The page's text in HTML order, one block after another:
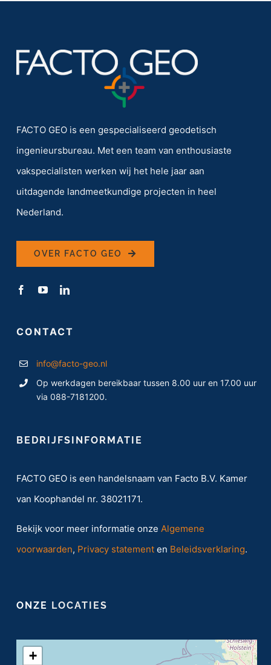
FACTO GEO is een gespecialiseerd geodetisch
ingenieursbureau. Met een team van enthousiaste
vakspecialisten werken wij het hele jaar aan
uitdagende landmeetkundige projecten in heel
Nederland.
OVER FACTO GEO
CONTACT
info@facto-geo.nl
Op werkdagen bereikbaar tussen 8.00 uur en 17.00 uur
via 088-7181200.
BEDRIJFSINFORMATIE
FACTO GEO is een handelsnaam van Facto B.V. Kamer
van Koophandel nr. 38021171.
Bekijk voor meer informatie onze Algemene
voorwaarden, Privacy statementen Beleidsverklaring.
ONZE LOCATIES
+